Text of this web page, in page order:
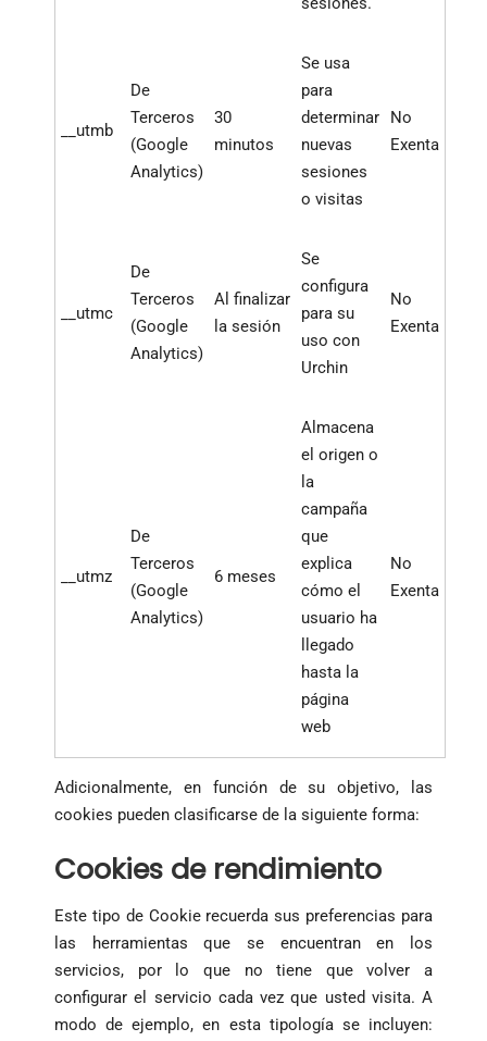
__utmb
De
Terceros
(Google
Analytics)
30
minutos
Se usa
para
determinar
nuevas
sesiones
o visitas
No
Exenta
__utmc
De
Terceros
(Google
Analytics)
Al finalizar
la sesión
Se
configura
para su
uso con
Urchin
No
Exenta
__utmz
De
Terceros
(Google
Analytics)
6 meses
Almacena
el origen o
la
campaña
que
explica
cómo el
usuario ha
llegado
hasta la
página
web
No
Exenta
Adicionalmente, en función de su objetivo, las
cookies pueden clasificarse de la siguiente forma:
Cookies de rendimiento
Este tipo de Cookie recuerda sus preferencias para
las herramientas que se encuentran en los
servicios, por lo que no tiene que volver a
configurar el servicio cada vez que usted visita. A
modo de ejemplo, en esta tipología se incluyen: